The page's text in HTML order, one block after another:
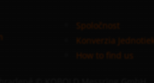
Spoločnost
Konverzia Jednotiek
How to find us